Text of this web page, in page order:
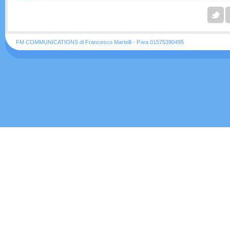
FM COMMUNICATIONS di Francesco Martelli - P.iva 01575390495